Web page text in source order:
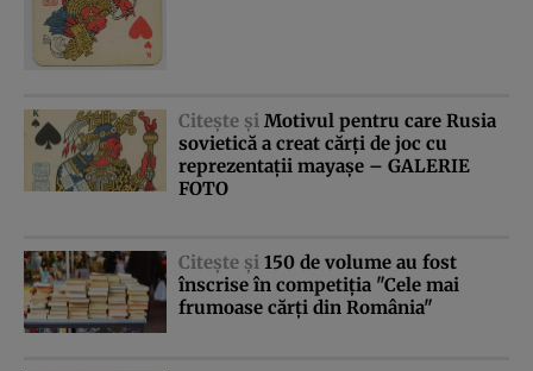
Citeşte şi Motivul pentru care Rusia
sovietică a creat cărţi de joc cu
reprezentaţii mayaşe – GALERIE
FOTO
Citeşte şi 150 de volume au fost
înscrise în competiţia "Cele mai
frumoase cărţi din România"